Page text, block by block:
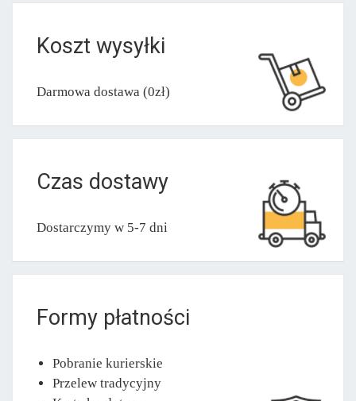
Koszt wysyłki
Darmowa dostawa (0zł)
Czas dostawy
Dostarczymy w 5-7 dni
Formy płatności
Pobranie kurierskie
Przelew tradycyjny